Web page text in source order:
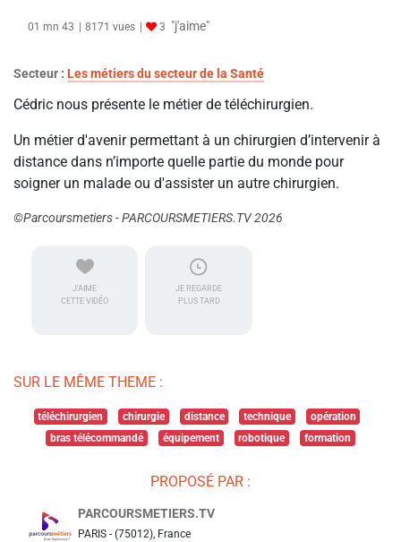
01 mn 43 8171 vues 3 "j'aime"
Secteur : Les métiers du secteur de la Santé
Cédric nous présente le métier de téléchirurgien.
Un métier d'avenir permettant à un chirurgien d’intervenir à
distance dans n’importe quelle partie du monde pour
soigner un malade ou d'assister un autre chirurgien.
©Parcoursmetiers - PARCOURSMETIERS.TV 2026
J'AIME
CETTE VIDÉO
JE REGARDE
PLUS TARD
SUR LE MÊME THEME :
téléchirurgien chirurgie distance technique
opération
bras télécommandé
équipement robotique formation
PROPOSÉ PAR :
PARCOURSMETIERS.TV
PARIS - (75012), France